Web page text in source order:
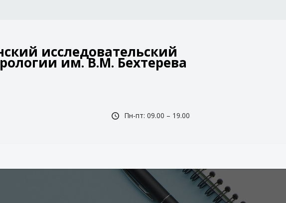
исследовательский
им. В.М. Бехтерева
Пн-пт: 09.00 – 19.00